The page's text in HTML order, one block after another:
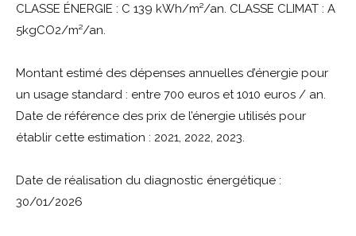
CLASSE ÉNERGIE : C 139 kWh/m²/an. CLASSE CLIMAT : A
5kgCO2/m²/an.
Montant estimé des dépenses annuelles d’énergie pour
un usage standard : entre 700 euros et 1010 euros / an.
Date de référence des prix de l’énergie utilisés pour
établir cette estimation : 2021, 2022, 2023.
Date de réalisation du diagnostic énergétique :
30/01/2026